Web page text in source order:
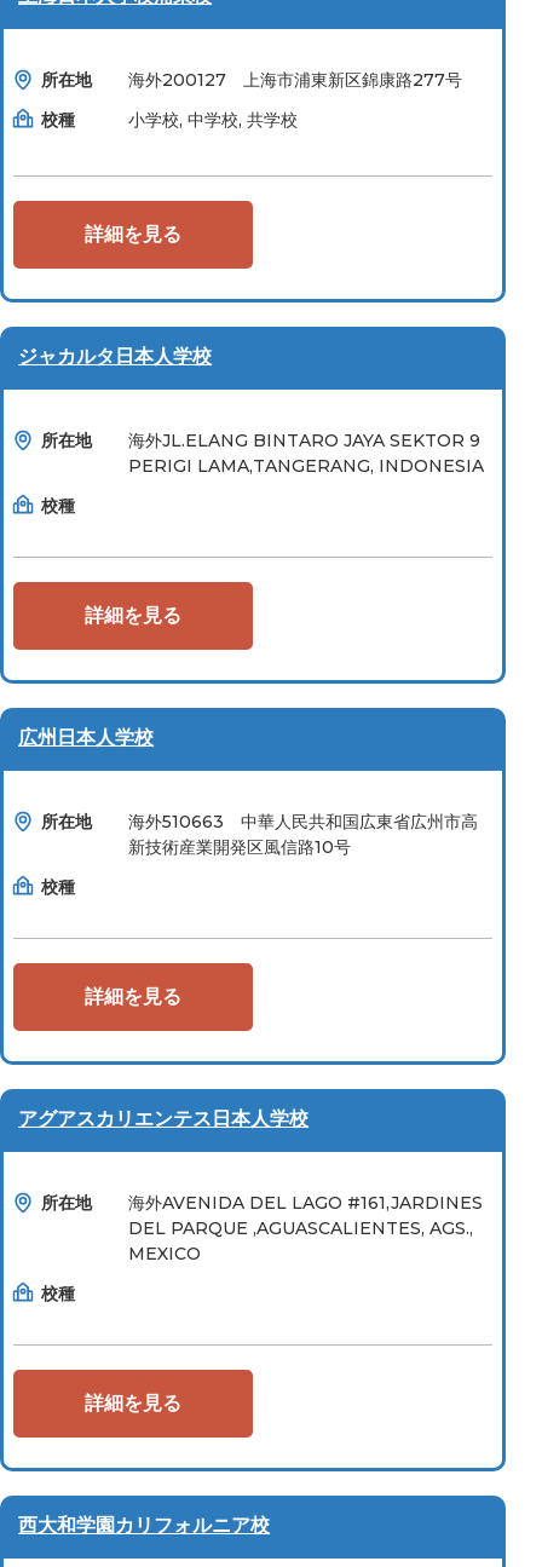
所在地
海外200127 上海市浦東新区錦康路277号
校種
小学校, 中学校, 共学校
詳細を見る
ジャカルタ日本人学校
所在地
海外JL.ELANG BINTARO JAYA SEKTOR 9
PERIGI LAMA,TANGERANG, INDONESIA
校種
詳細を見る
広州日本人学校
所在地
海外510663 中華人民共和国広東省広州市高
新技術産業開発区風信路10号
校種
詳細を見る
アグアスカリエンテス日本人学校
所在地
海外AVENIDA DEL LAGO #161,JARDINES
DEL PARQUE ,AGUASCALIENTES, AGS.,
MEXICO
校種
詳細を見る
西大和学園カリフォルニア校